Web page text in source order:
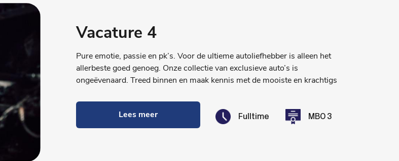
Vacature 4
Pure emotie, passie en pk’s. Voor de ultieme autoliefhebber is alleen het
allerbeste goed genoeg. Onze collectie van exclusieve auto’s is
ongeëvenaard. Treed binnen en maak kennis met de mooiste en krachtigs
Lees meer Fulltime MBO 3